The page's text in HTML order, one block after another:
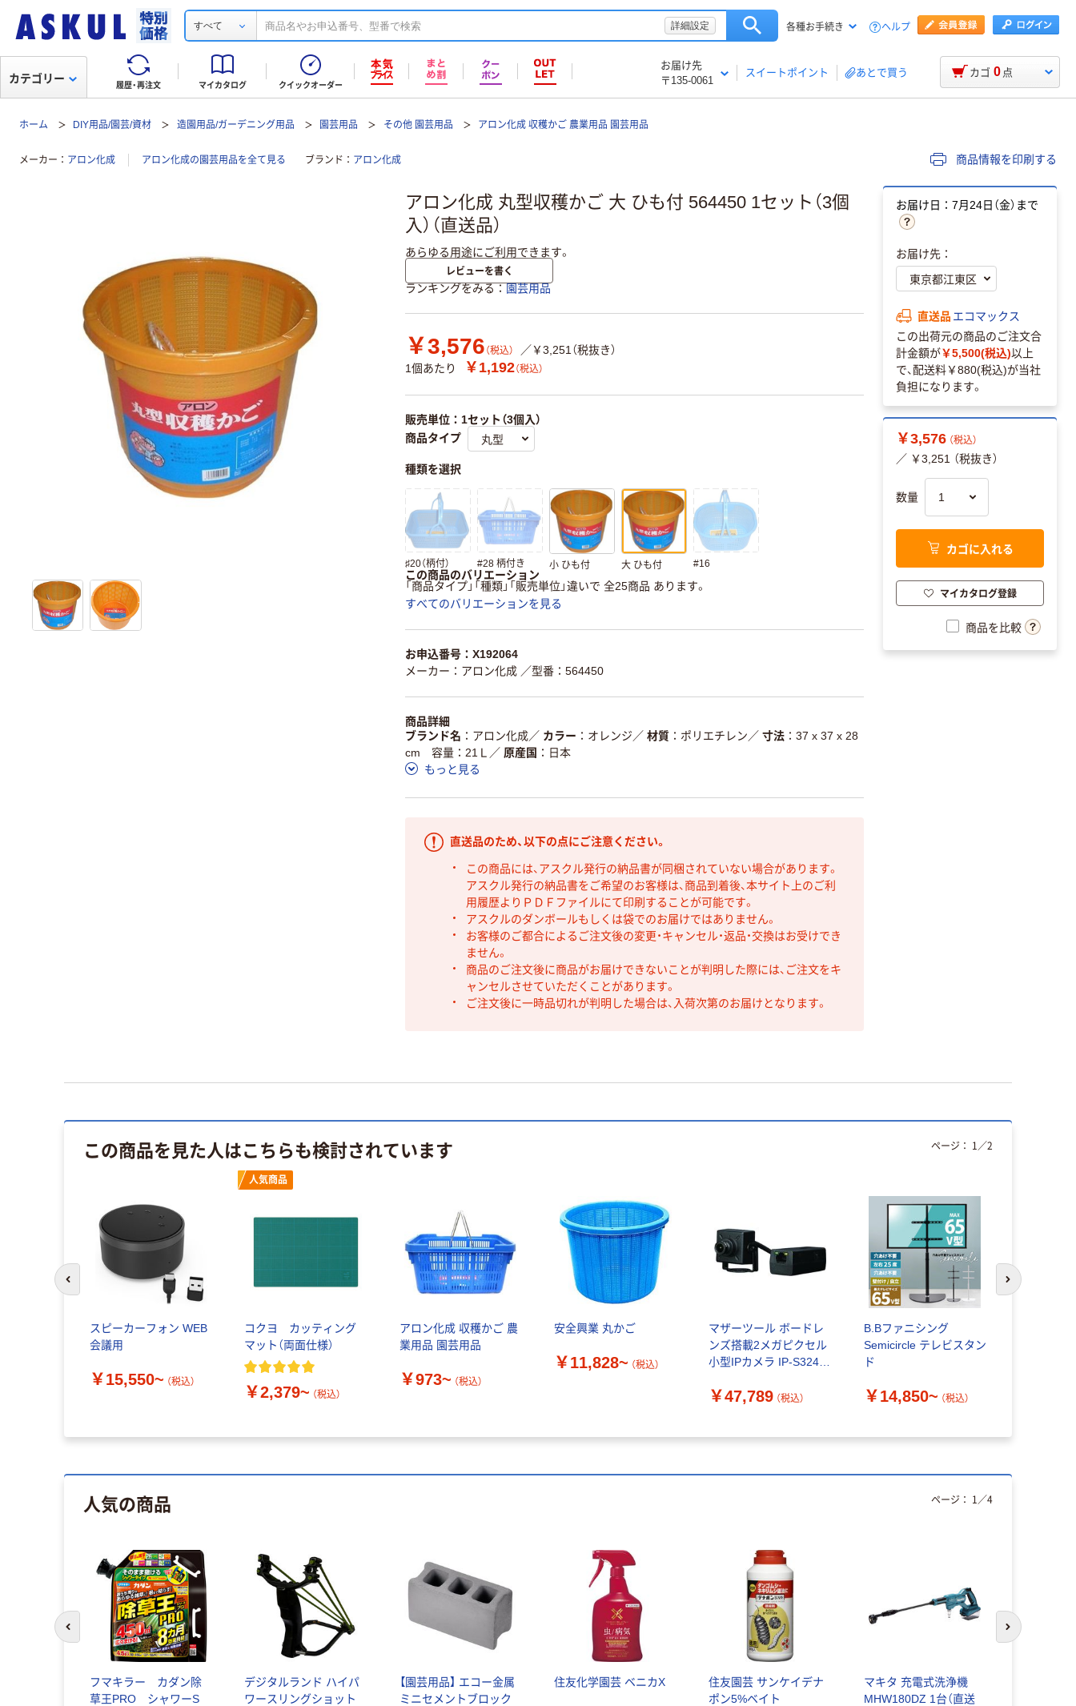
すべて 詳細設定 各種お手続き ヘルプ
履歴・再注文 マイカタログ クイックオーダー
お届け先
〒135-0061
スイートポイント あとで買う
カテゴリー カゴ 0 点
ホーム DIY用品/園芸/資材 造園用品/ガーデニング用品 園芸用品 その他 園芸用品 アロン化成 収穫かご 農業用品 園芸用品
メーカー アロン化成 アロン化成の園芸用品を全て見る ブランド アロン化成 商品情報を印刷する
アロン化成 丸型収穫かご 大 ひも付 564450 1セット（3個
入）（直送品）
あらゆる用途にご利用できます。
レビューを書く
ランキングをみる 園芸用品
￥3,576 （税込）
／￥3,251（税抜き）
1個あたり
￥1,192（税込）
販売単位：1セット（3個入）
商品タイプ
種類を選択
♯20（柄付） #28 柄付き 小 ひも付 大 ひも付 #16
この商品のバリエーション
「商品タイプ」「種類」「販売単位」違いで 全25商品 あります。
すべてのバリエーションを見る
お申込番号：X192064
メーカー：アロン化成 ／型番：564450
商品詳細
ブランド名
アロン化成／ カラー オレンジ ／ 材質 ポリエチレン ／ 寸法
37 x 37 x 28
cm 容量：21Ｌ
／ 原産国
日本
もっと見る
直送品のため、以下の点にご注意ください。
この商品には、アスクル発行の納品書が同梱されていない場合があります。
アスクル発行の納品書をご希望のお客様は、商品到着後、本サイト上のご利
用履歴よりＰＤＦファイルにて印刷することが可能です。
アスクルのダンボールもしくは袋でのお届けではありません。
お客様のご都合によるご注文後の変更・キャンセル・返品・交換はお受けでき
ません。
商品のご注文後に商品がお届けできないことが判明した際には、ご注文をキ
ャンセルさせていただくことがあります。
ご注文後に一時品切れが判明した場合は、入荷次第のお届けとなります。
お届け日：7月24日（金）まで
お届け先：
直送品 エコマックス
この出荷元の商品のご注文合
計金額が￥5,500(税込)以上
で、配送料￥880(税込)が当社
負担になります。
￥3,576 （税込）
／ ￥3,251 （税抜き）
数量
カゴに入れる
マイカタログ登録
商品を比較
この商品を見た人はこちらも検討されています
スピーカーフォン WEB
会議用
￥15,550~ （税込）
人気商品
コクヨ カッティング
マット（両面仕様）
￥2,379~ （税込）
アロン化成 収穫かご 農
業用品 園芸用品
￥973~ （税込）
安全興業 丸かご
￥11,828~ （税込）
マザーツール ボードレ
ンズ搭載2メガピクセル
小型IPカメラ IP-S324 1
￥47,789 （税込）
B.Bファニシング
Semicircle テレビスタン
ド
￥14,850~ （税込）
ページ： 1 ／2
前のスライドへ 次のスライド
人気の商品
フマキラー カダン除
草王PRO シャワーS
デジタルランド ハイパ
ワースリングショット
【園芸用品】 エコー金属
ミニセメントブロック
住友化学園芸 ベニカX
住友園芸 サンケイデナ
ポン5%ベイト
マキタ 充電式洗浄機
MHW180DZ 1台（直送
ページ： 1 ／4
前のスライドへ 次のスライド